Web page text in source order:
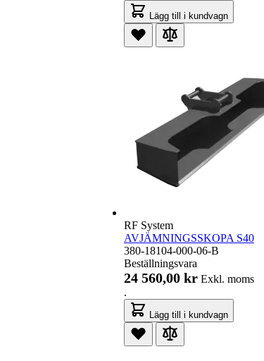
Lägg till i kundvagn
RF System
AVJÄMNINGSSKOPA S40
380-18104-000-06-B
Beställningsvara
24 560,00 kr Exkl. moms
.
Lägg till i kundvagn